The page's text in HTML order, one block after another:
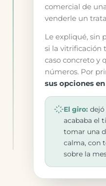
comercial de
venderle un
Le expliqué, sin
si la vitrificación
caso concreto y
números. Por
sus opciones
El giro: dejó
acababa el
tomar una
calma, con
sobre la